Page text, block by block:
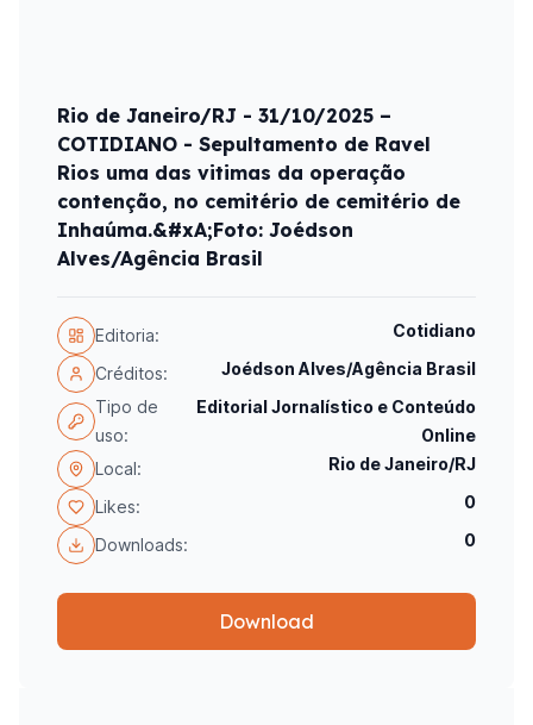
Rio de Janeiro/RJ - 31/10/2025 –
COTIDIANO - Sepultamento de Ravel
Rios uma das vitimas da operação
contenção, no cemitério de cemitério de
Inhaúma.&#xA;Foto: Joédson
Alves/Agência Brasil
Editoria: Cotidiano
Créditos:
Joédson Alves/Agência Brasil
Tipo de
uso:
Editorial Jornalístico e Conteúdo
Online
Local:
Rio de Janeiro/RJ
Likes: 0
Downloads: 0
Download